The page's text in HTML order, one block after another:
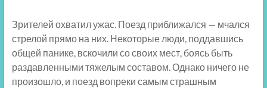
Зрителей охватил ужас. Поезд приближался — мчался
стрелой прямо на них. Некоторые люди, поддавшись
общей панике, вскочили со своих мест, боясь быть
раздавленными тяжелым составом. Однако ничего не
произошло, и поезд вопреки самым страшным